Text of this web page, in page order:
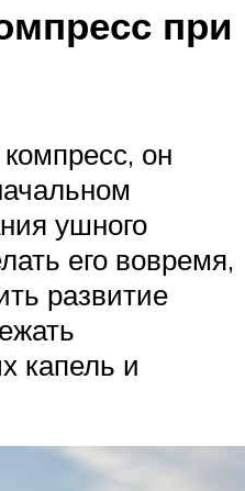
при
он
ушного
его вовремя,
развитие
капель и